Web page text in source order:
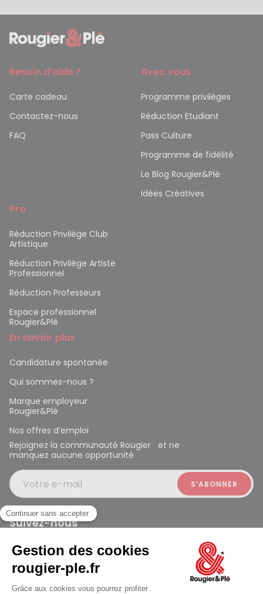
jusqu'au Samedi à 10:00
Besoin d’aide ?
Carte cadeau
Contactez-nous
FAQ
Avec vous
Programme privilèges
Réduction Etudiant
Pass Culture
Programme de fidélité
Le Blog Rougier&Plé
Idées Créatives
Pro
Réduction Privilège Club
Artistique
Réduction Privilège Artiste
Professionnel
Réduction Professeurs
Espace professionnel
Rougier&Plé
En savoir plus
Candidature spontanée
Qui sommes-nous ?
Marque employeur
Rougier&Plé
Nos offres d’emploi
Rejoignez la communauté Rougier et ne
manquez aucune opportunité
Votre e-mail
Suivez-nous
Rougier et Plé 2024 Copyright